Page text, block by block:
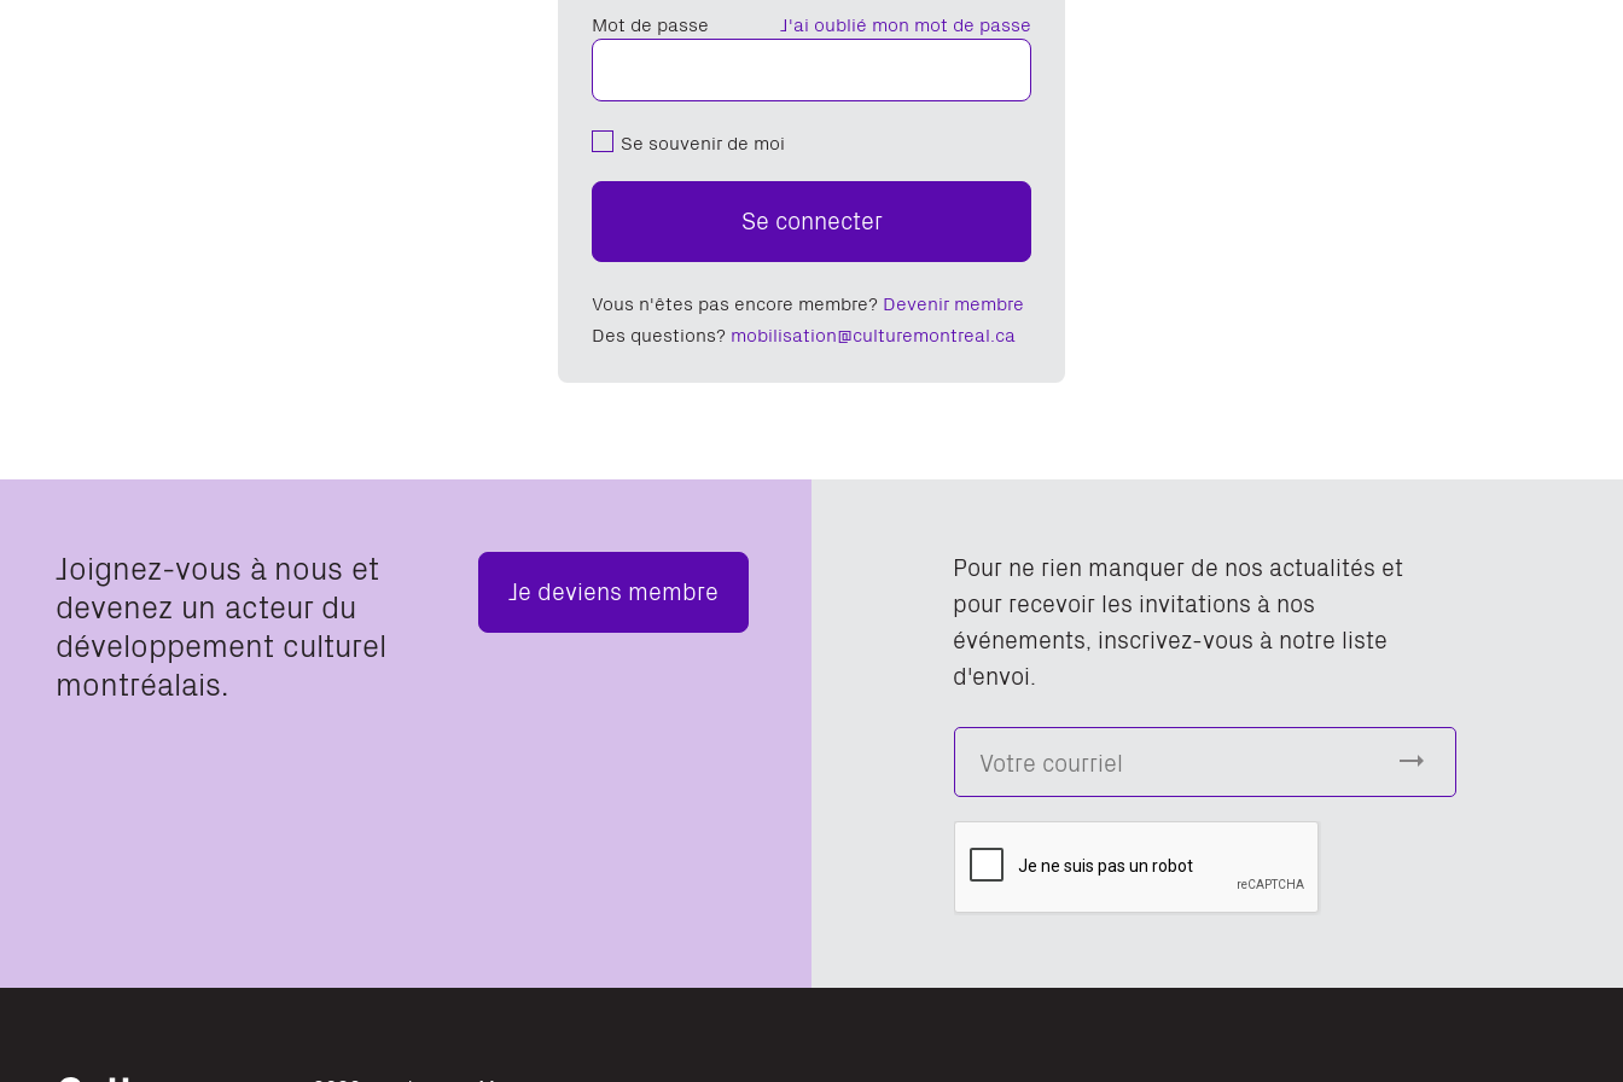
J'ai oublié mon mot de passe
Mot de passe
Se souvenir de moi
Se connecter
Vous n'êtes pas encore membre? Devenir membre
Des questions? mobilisation@culturemontreal.ca
Joignez-vous à nous et
devenez un acteur du
développement culturel
montréalais.
Je deviens membre
Pour ne rien manquer de nos actualités et
pour recevoir les invitations à nos
événements, inscrivez-vous à notre liste
d'envoi.